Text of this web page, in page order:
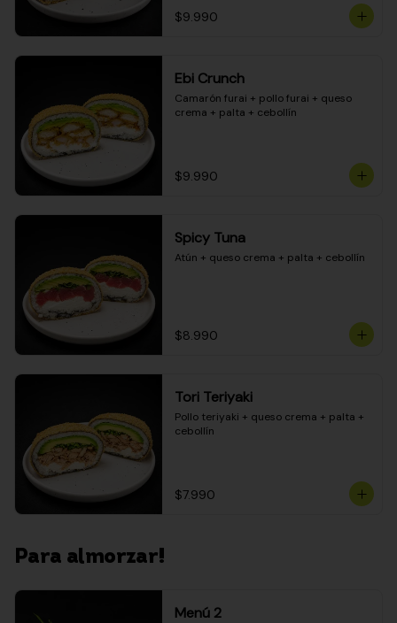
$9.990
Ebi Crunch
Camarón furai + pollo furai + queso
crema + palta + cebollín
$9.990
Spicy Tuna
Atún + queso crema + palta + cebollín
$8.990
Tori Teriyaki
Pollo teriyaki + queso crema + palta +
cebollín
$7.990
Para almorzar!
Menú 2